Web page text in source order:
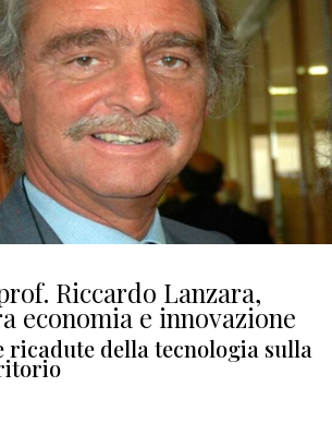
Riccardo Lanzara,
economia e innovazione
ricadute della tecnologia sulla